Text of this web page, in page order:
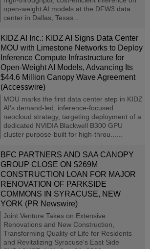
open-weight AI models at the DFW3 data
center in Dallas, Texas...
KIDZ AI Inc.: KIDZ AI Signs Data Center
MOU with Limestone Networks to Deploy
Inference Compute Infrastructure for
Open-Weight AI Models, Advancing Its
$44.6 Million Canopy Wave Agreement
(Accesswire)
MOU marks the first data center step in KIDZ
AI's demand-led, inference-focused
neocloud strategy, targeting deployment of a
dedicated NVIDIA Blackwell B300 GPU
cluster purpose-built for high-throu......
BFC PARTNERS AND SAA CANOPY
GROUP CLOSE ON $269M
CONSTRUCTION LOAN FOR MAJOR
RENOVATION OF PARKSIDE
COMMONS IN SYRACUSE, NEW
YORK (PR Newswire)
Joint Venture Takes on Extensive
Renovations and New Construction,
Transforming Quality of Life for Residents
and Revitalizing Syracuse's East Side